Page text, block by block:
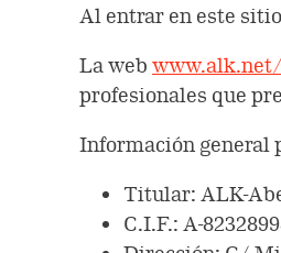
Al entrar en este
La web
profesionales que
Información general
Titular: ALK-
C.I.F.: A-